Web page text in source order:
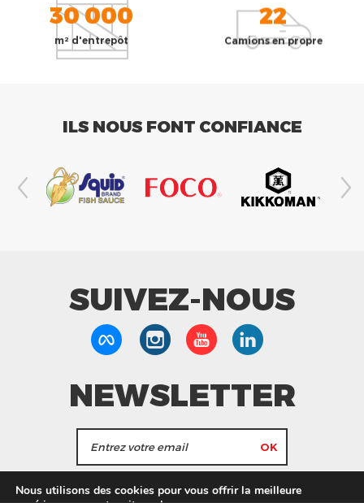
30 000
m² d'entrepôt
22
Camions en propre
ILS NOUS FONT CONFIANCE
SUIVEZ-NOUS
NEWSLETTER
J'accepte de recevoir les actualités et les
Nous utilisons des cookies pour vous offrir la meilleure